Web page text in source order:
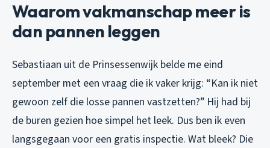
Waarom vakmanschap meer is
dan pannen leggen
Sebastiaan uit de Prinsessenwijk belde me eind
september met een vraag die ik vaker krijg: “Kan ik niet
gewoon zelf die losse pannen vastzetten?” Hij had bij
de buren gezien hoe simpel het leek. Dus ben ik even
langsgegaan voor een gratis inspectie. Wat bleek? Die